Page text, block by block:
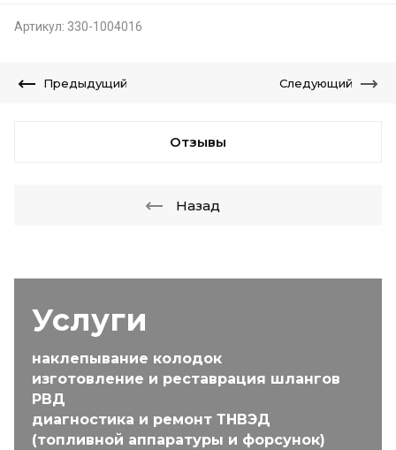
Услуги
наклепывание колодок
изготовление и реставрация шлангов
РВД
диагностика и ремонт ТНВЭД
(топливной аппаратуры и форсунок)
Артикул: 330-1004016
Предыдущий Следующий
Отзывы
Назад